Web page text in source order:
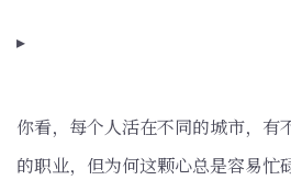
▸
你看，每个人活在不同的城市，有
的职业，但为何这颗心总是容易忙